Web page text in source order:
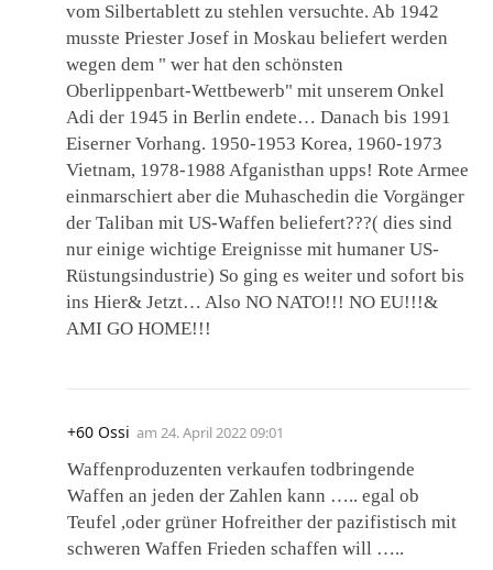
vom Silbertablett zu stehlen versuchte. Ab 1942
musste Priester Josef in Moskau beliefert werden
wegen dem " wer hat den schönsten
Oberlippenbart-Wettbewerb" mit unserem Onkel
Adi der 1945 in Berlin endete… Danach bis 1991
Eiserner Vorhang. 1950-1953 Korea, 1960-1973
Vietnam, 1978-1988 Afganisthan upps! Rote Armee
einmarschiert aber die Muhaschedin die Vorgänger
der Taliban mit US-Waffen beliefert???( dies sind
nur einige wichtige Ereignisse mit humaner US-
Rüstungsindustrie) So ging es weiter und sofort bis
ins Hier& Jetzt… Also NO NATO!!! NO EU!!!&
AMI GO HOME!!!
+60 Ossi am 24. April 2022 09:01
Waffenproduzenten verkaufen todbringende
Waffen an jeden der Zahlen kann ….. egal ob
Teufel ,oder grüner Hofreither der pazifistisch mit
schweren Waffen Frieden schaffen will …..